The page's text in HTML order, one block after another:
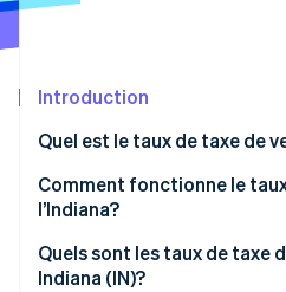
Stripe Sessions 2026
l’IA.
Regarder
Introduction
Quel est le taux de taxe de
Comment fonctionne le
l’Indiana?
Taxable par défaut
Quels sont les taux de taxe
Indiana (IN)?